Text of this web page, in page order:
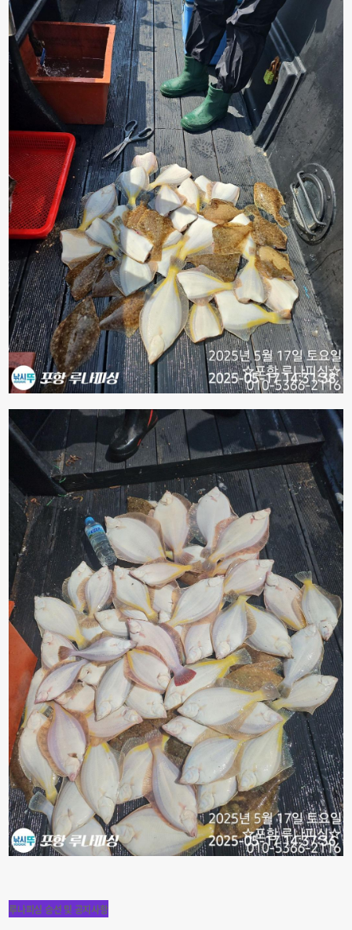
루나피싱 승선 및 공지사항